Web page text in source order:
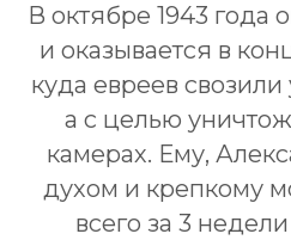
В октябре 1943 года
и оказывается в
куда евреев
а с целью
камерах. Ему,
духом и крепкому
всего за 3